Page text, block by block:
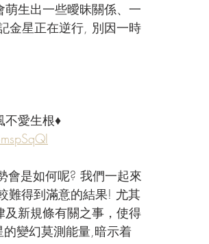
生出一些曖昧關係、一
金星正在逆行, 別因一時
不愛生根♦
會是如何呢? 我們一起來
難得到滿意的結果! 尤其
新規條有關之事，使得
變幻莫測能量,暗示着